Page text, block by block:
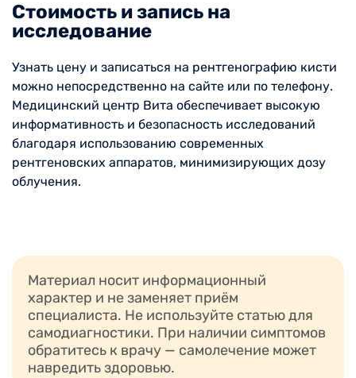
Стоимость и запись на
исследование
Узнать цену и записаться на рентгенографию кисти
можно непосредственно на сайте или по телефону.
Медицинский центр Вита обеспечивает высокую
информативность и безопасность исследований
благодаря использованию современных
рентгеновских аппаратов, минимизирующих дозу
облучения.
Материал носит информационный
характер и не заменяет приём
специалиста. Не используйте статью для
самодиагностики. При наличии симптомов
обратитесь к врачу — самолечение может
навредить здоровью.